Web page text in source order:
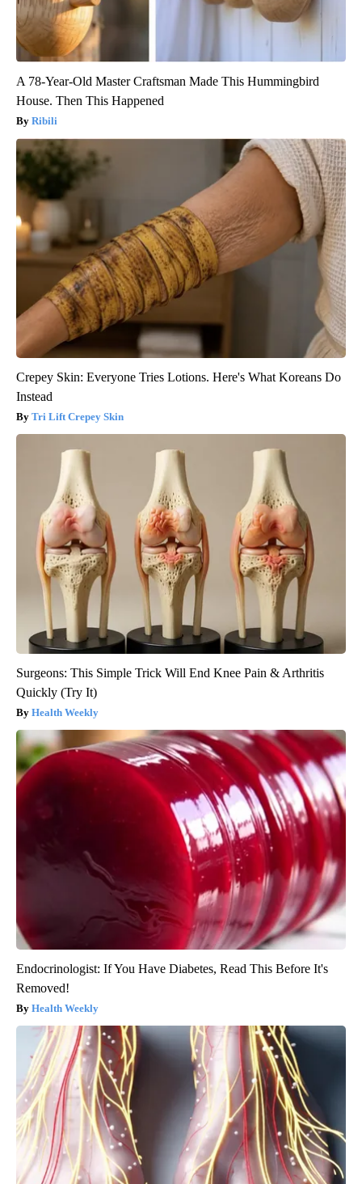
A 78-Year-Old Master Craftsman Made This Hummingbird
House. Then This Happened
Ribili
Crepey Skin: Everyone Tries Lotions. Here's What Koreans Do
Instead
Tri Lift Crepey Skin
Surgeons: This Simple Trick Will End Knee Pain & Arthritis
Quickly (Try It)
Health Weekly
Endocrinologist: If You Have Diabetes, Read This Before It's
Removed!
Health Weekly